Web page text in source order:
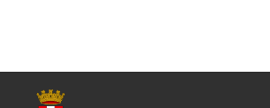
economiche